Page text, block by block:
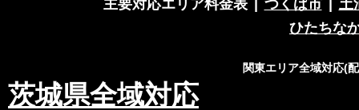
主要対応エリア料金表 つくば市
土
ひたちな
関東エリア全域対応(
茨城県全域対応